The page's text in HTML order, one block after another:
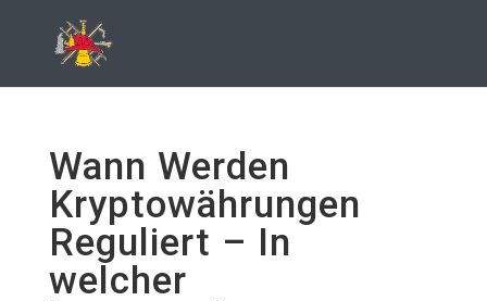
Wann Werden
Kryptowährungen
Reguliert – In
welcher